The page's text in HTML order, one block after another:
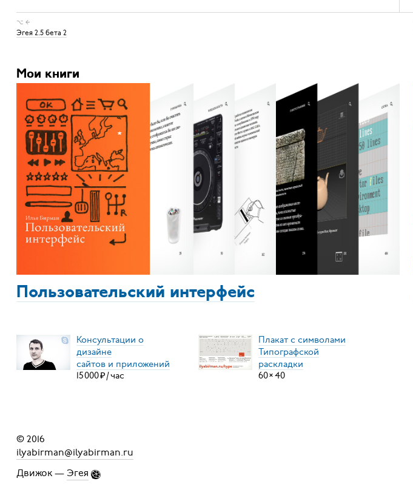
⌥ ←
Эгея 2.5 бета 2
Мои книги
Пользовательский интерфейс
Консультации о
дизайне
сайтов и приложений
15000₽/час
Плакат с символами
Типографской
раскладки
60×40
© 2016
ilyabirman@ilyabirman.ru
Движок — Эгея